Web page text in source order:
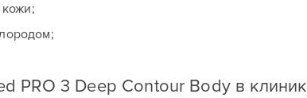
кожи;
PRO 3 Deep Contour Body в
Оставить контакты
Ваш телефон
Оставить контакты